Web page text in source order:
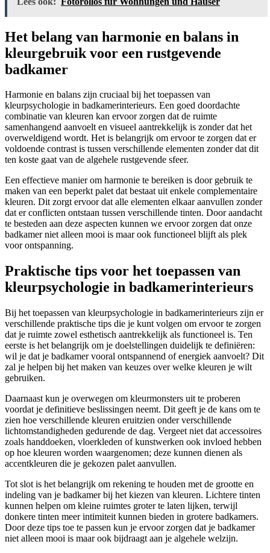
Het belang van harmonie en balans in
kleurgebruik voor een rustgevende
badkamer
Harmonie en balans zijn cruciaal bij het toepassen van
kleurpsychologie in badkamerinterieurs. Een goed doordachte
combinatie van kleuren kan ervoor zorgen dat de ruimte
samenhangend aanvoelt en visueel aantrekkelijk is zonder dat het
overweldigend wordt. Het is belangrijk om ervoor te zorgen dat er
voldoende contrast is tussen verschillende elementen zonder dat dit
ten koste gaat van de algehele rustgevende sfeer.
Een effectieve manier om harmonie te bereiken is door gebruik te
maken van een beperkt palet dat bestaat uit enkele complementaire
kleuren. Dit zorgt ervoor dat alle elementen elkaar aanvullen zonder
dat er conflicten ontstaan tussen verschillende tinten. Door aandacht
te besteden aan deze aspecten kunnen we ervoor zorgen dat onze
badkamer niet alleen mooi is maar ook functioneel blijft als plek
voor ontspanning.
Praktische tips voor het toepassen van
kleurpsychologie in badkamerinterieurs
Bij het toepassen van kleurpsychologie in badkamerinterieurs zijn er
verschillende praktische tips die je kunt volgen om ervoor te zorgen
dat je ruimte zowel esthetisch aantrekkelijk als functioneel is. Ten
eerste is het belangrijk om je doelstellingen duidelijk te definiëren:
wil je dat je badkamer vooral ontspannend of energiek aanvoelt? Dit
zal je helpen bij het maken van keuzes over welke kleuren je wilt
gebruiken.
Daarnaast kun je overwegen om kleurmonsters uit te proberen
voordat je definitieve beslissingen neemt. Dit geeft je de kans om te
zien hoe verschillende kleuren eruitzien onder verschillende
lichtomstandigheden gedurende de dag. Vergeet niet dat accessoires
zoals handdoeken, vloerkleden of kunstwerken ook invloed hebben
op hoe kleuren worden waargenomen; deze kunnen dienen als
accentkleuren die je gekozen palet aanvullen.
Tot slot is het belangrijk om rekening te houden met de grootte en
indeling van je badkamer bij het kiezen van kleuren. Lichtere tinten
kunnen helpen om kleine ruimtes groter te laten lijken, terwijl
donkere tinten meer intimiteit kunnen bieden in grotere badkamers.
Door deze tips toe te passen kun je ervoor zorgen dat je badkamer
niet alleen mooi is maar ook bijdraagt aan je algehele welzijn.